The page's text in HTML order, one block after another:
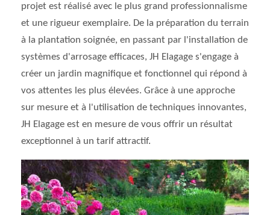
projet est réalisé avec le plus grand professionnalisme
et une rigueur exemplaire. De la préparation du terrain
à la plantation soignée, en passant par l'installation de
systèmes d'arrosage efficaces, JH Elagage s'engage à
créer un jardin magnifique et fonctionnel qui répond à
vos attentes les plus élevées. Grâce à une approche
sur mesure et à l'utilisation de techniques innovantes,
JH Elagage est en mesure de vous offrir un résultat
exceptionnel à un tarif attractif.